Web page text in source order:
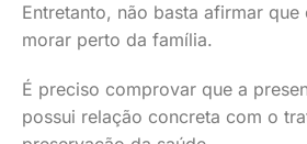
Entretanto, não basta afirmar
morar perto da família.
É preciso comprovar que a
possui relação concreta com o